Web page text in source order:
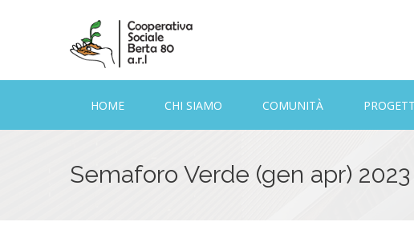
HOME CHI SIAMO COMUNITÀ
Semaforo Verde (gen apr) 2023